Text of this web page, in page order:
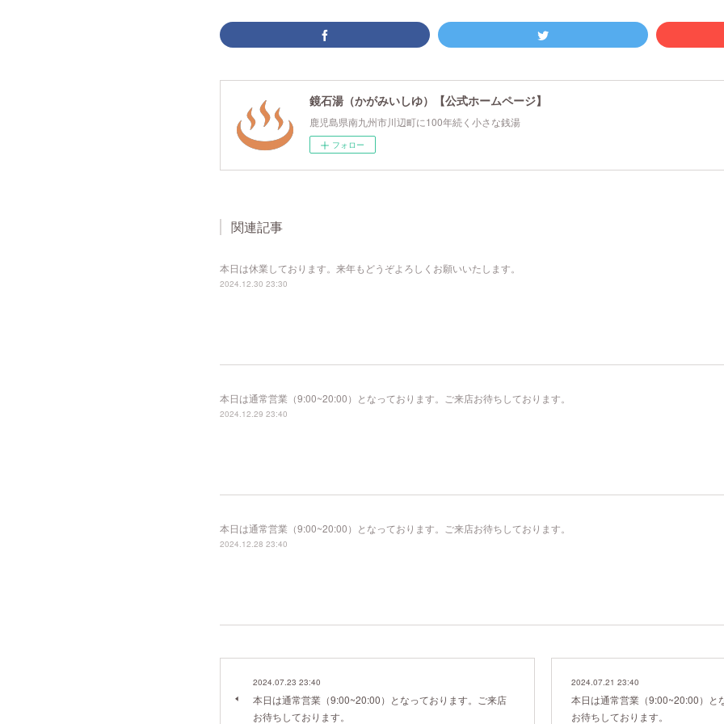
鏡石湯（かがみいしゆ）【公式ホームページ】
鹿児島県南九州市川辺町に100年続く小さな銭湯
フォロー
関連記事
本日は休業しております。来年もどうぞよろしくお願いいたします。
2024.12.30 23:30
本日は通常営業（9:00~20:00）となっております。ご来店お待ちしております。
2024.12.29 23:40
本日は通常営業（9:00~20:00）となっております。ご来店お待ちしております。
2024.12.28 23:40
2024.07.23 23:40
本日は通常営業（9:00~20:00）となっております。ご来店
お待ちしております。
2024.07.21 23:40
本日は通常営業（9:00~20:00）と
お待ちしております。